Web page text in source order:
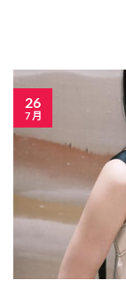
26
7 月